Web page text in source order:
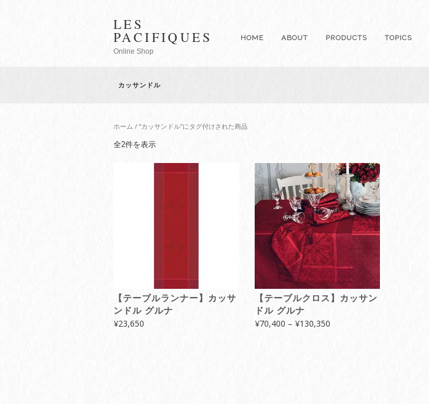
LES
PACIFIQUES
Online Shop
HOME ABOUT PRODUCTS TOPICS
カッサンドル
ホーム / “カッサンドル”にタグ付けされた商品
全2件を表示新
い
【テーブルランナー】カッサ
ンドル グルナ
¥23,650
【テーブルクロス】カッサン
ドル グルナ
¥70,400 – ¥130,350価